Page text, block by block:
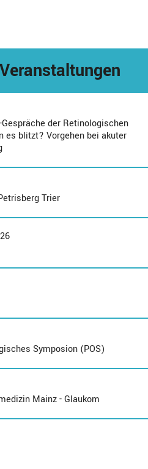
der Retinologischen
es blitzt? Vorgehen bei akuter
Trier
Symposion (POS)
Mainz - Glaukom